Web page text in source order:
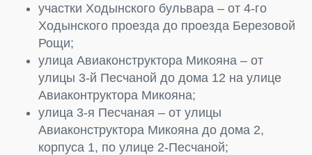
участки Ходынского бульвара – от 4-го
Ходынского проезда до проезда Березовой
Рощи;
улица Авиаконструктора Микояна – от
улицы 3-й Песчаной до дома 12 на улице
Авиаконтруктора Микояна;
улица 3-я Песчаная – от улицы
Авиаконструктора Микояна до дома 2,
корпуса 1, по улице 2-Песчаной;